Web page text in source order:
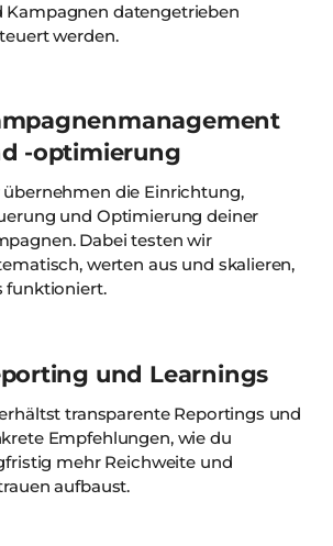
Kampagnen datengetrieben
werden.
-optimierung
die Einrichtung,
und Optimierung deiner
Dabei testen wir
werten aus und skalieren,
funktioniert.
und Learnings
transparente Reportings und
Empfehlungen, wie du
mehr Reichweite und
aufbaust.